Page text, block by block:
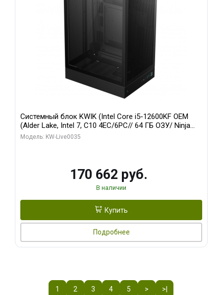
Системный блок KWIK (Intel Core i5-12600KF OEM
(Alder Lake, Intel 7, C10 4EC/6PC// 64 ГБ ОЗУ/ Ninja
Sinotex GTX1650 4GB 128bit GDDR6 DVI DP HDMI 2/
Модель: KW-Live0035
170 662 руб.
В наличии
Купить
Подробнее
1 2 3 4 5 > >|